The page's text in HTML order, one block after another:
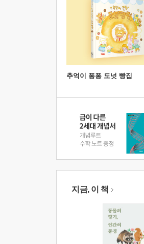
추억이 퐁퐁 도넛 빵집
지금, 이 책